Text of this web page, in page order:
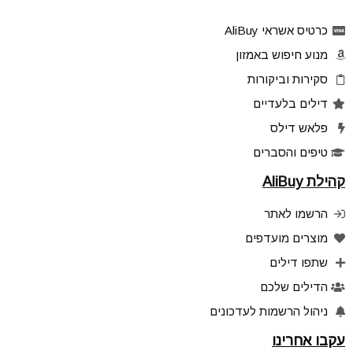
כרטיס אשראי AliBuy
מנוע חיפוש באמזון
סקירות וביקורות
דילים בלעדיים
פלאש דילס
טיפים והסברים
קהילת AliBuy
הרשמו לאתר
מוצרים מועדפים
שתפו דילים
הדילים שלכם
ניהול הרשמות לעדכונים
עקבו אחרינו